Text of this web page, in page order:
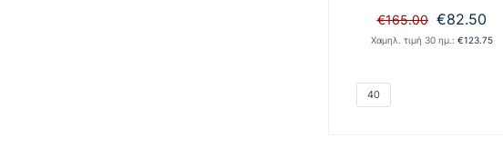
€165.00 Original
was:
€82.50Η
Χαμηλ. τιμή 30 ημ.: €123.75
40